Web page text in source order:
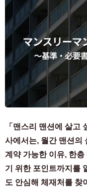
「맨스리 맨션에 살고
사에서는, 월간 맨션의
계약 가능한 이유, 한
기 위한 포인트까지를
도 안심해 체재처를 찾